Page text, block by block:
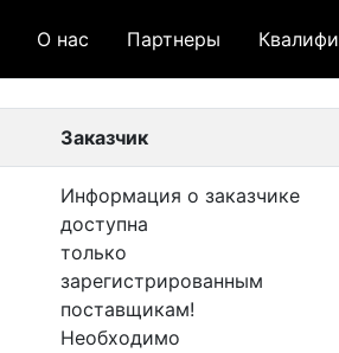
О нас Партнеры
Заказчик
Информация о заказчике
доступна
только
зарегистрированным
поставщикам!
Необходимо